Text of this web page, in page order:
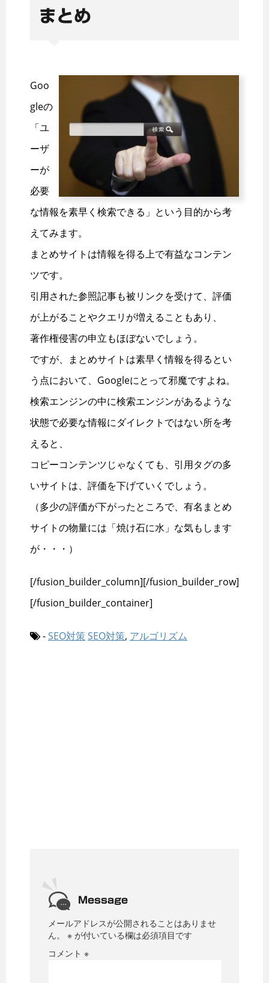
まとめ
Goo
gleの
「ユ
ーザ
ーが
必要
な情報を素早く検索できる」という目的から考
えてみます。
まとめサイトは情報を得る上で有益なコンテン
ツです。
引用された参照記事も被リンクを受けて、評価
が上がることやクエリが増えることもあり、
著作権侵害の申立もほぼないでしょう。
ですが、まとめサイトは素早く情報を得るとい
う点において、Googleにとって邪魔ですよね。
検索エンジンの中に検索エンジンがあるような
状態で必要な情報にダイレクトではない所を考
えると、
コピーコンテンツじゃなくても、引用タグの多
いサイトは、評価を下げていくでしょう。
（多少の評価が下がったところで、有名まとめ
サイトの物量には「焼け石に水」な気もします
が・・・）
[/fusion_builder_column][/fusion_builder_row]
[/fusion_builder_container]
-SEO対策SEO対策, アルゴリズム
Message
メールアドレスが公開されることはありませ
ん。
※ が付いている欄は必須項目です
コメント ※